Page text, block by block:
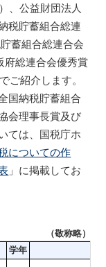
、公益財団法人
税貯蓄組合総連
蓄組合総連合会
府総連合会優秀賞
ご紹介します。
国納税貯蓄組合
会理事長賞及び
ては、国税庁ホ
についての作
」に掲載してお
（敬称略）
学年